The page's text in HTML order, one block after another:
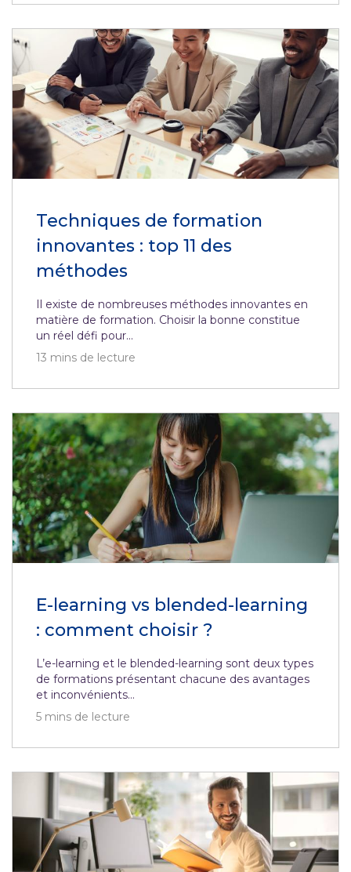
Techniques de formation
innovantes : top 11 des
méthodes
Il existe de nombreuses méthodes innovantes en
matière de formation. Choisir la bonne constitue
un réel défi pour...
13 mins de lecture
E-learning vs blended-learning
: comment choisir ?
L’e-learning et le blended-learning sont deux types
de formations présentant chacune des avantages
et inconvénients...
5 mins de lecture